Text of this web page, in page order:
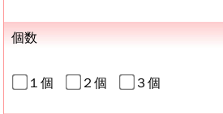
個数
１個 ２個 ３個